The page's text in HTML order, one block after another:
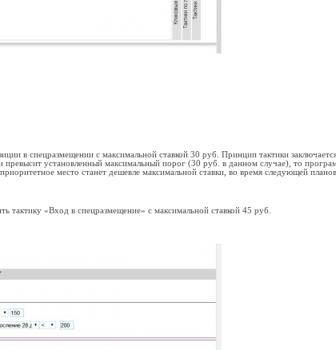
в спецразмещении с максимальной ставкой 30 руб. Принцип тактики
установленный максимальный порог (30 руб. в данном случае), то
место станет дешевле максимальной ставки, во время следующей
тактику «Вход в спецразмещение» с максимальной ставкой 45 руб.